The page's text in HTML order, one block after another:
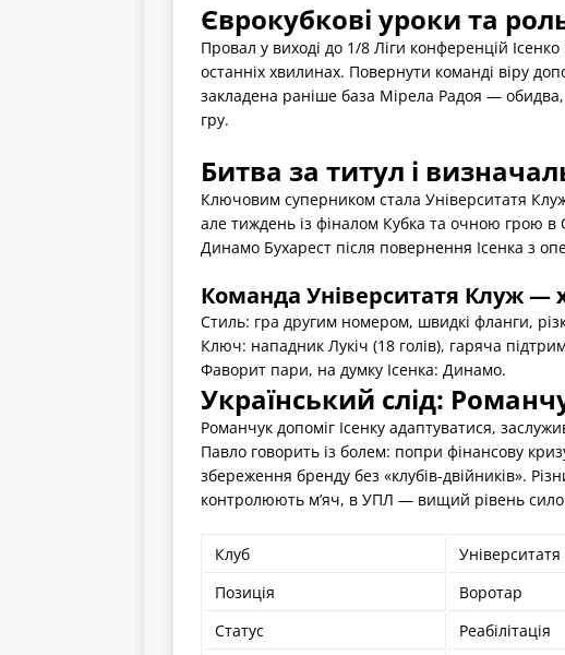
Єврокубкові уроки та
Провал у виході до 1/8 Ліги конференцій
останніх хвилинах. Повернути команді віру
закладена раніше база Мірела Радоя —
гру.
Битва за титул і
Ключовим суперником стала Університатя
але тиждень із фіналом Кубка та очною грою в
Динамо Бухарест після повернення Ісенка з
Команда Університатя Клуж —
Стиль: гра другим номером, швидкі фланги,
Ключ: нападник Лукіч (18 голів), гаряча
Фаворит пари, на думку Ісенка: Динамо.
Український слід:
Романчук допоміг Ісенку адаптуватися,
Павло говорить із болем: попри фінансову
збереження бренду без «клубів-двійників».
контролюють м’яч, в УПЛ — вищий рівень
Клуб
Позиція
Воротар
Статус
Реабілітація